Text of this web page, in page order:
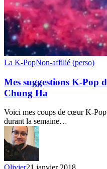
Mes
K-
Pop
du
au
20
jan.
2018
–
Chung
La K-PopNon-affilié (perso)
Mes suggestions K-Pop
Chung Ha
Voici mes coups de cœur K-
durant la semaine…